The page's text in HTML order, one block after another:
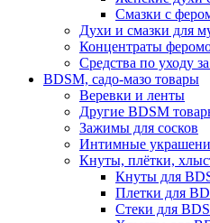
Смазки с
Духи и смазки для
Концентраты
Средства по уходу
BDSM, садо-мазо товары
Веревки и ленты
Другие BDSM
Зажимы для сосков
Интимные
Кнуты, плётки,
Кнуты для
Плетки для
Стеки для